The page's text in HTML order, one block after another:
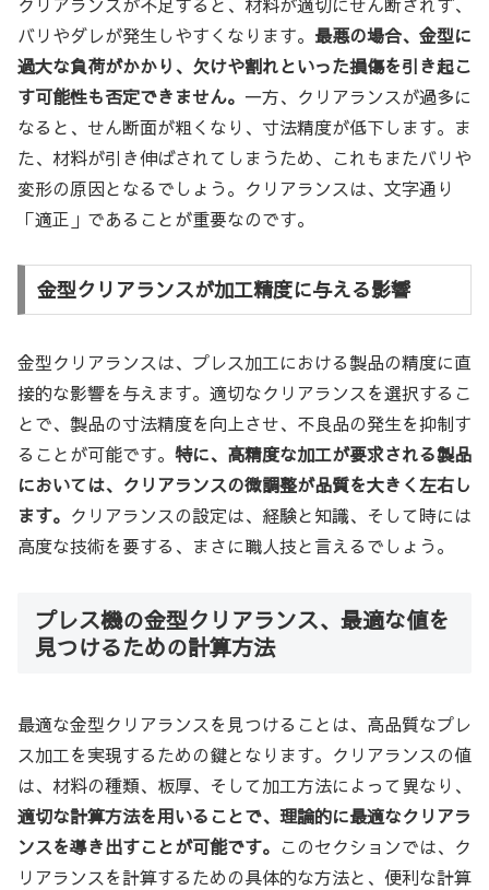
バリやダレが発生しやすくなります。 最悪の場合、金型に
過大な負荷がかかり、欠けや割れといった損傷を引き起こ
す可能性も否定できません。 一方、クリアランスが過多に
なると、せん断面が粗くなり、寸法精度が低下します。ま
た、材料が引き伸ばされてしまうため、これもまたバリや
変形の原因となるでしょう。クリアランスは、文字通り
「適正」であることが重要なのです。
金型クリアランスが加工精度に与える影響
金型クリアランスは、プレス加工における製品の精度に直
接的な影響を与えます。適切なクリアランスを選択するこ
とで、製品の寸法精度を向上させ、不良品の発生を抑制す
ることが可能です。 特に、高精度な加工が要求される製品
においては、クリアランスの微調整が品質を大きく左右し
ます。 クリアランスの設定は、経験と知識、そして時には
高度な技術を要する、まさに職人技と言えるでしょう。
プレス機の金型クリアランス、最適な値を
見つけるための計算方法
最適な金型クリアランスを見つけることは、高品質なプレ
ス加工を実現するための鍵となります。クリアランスの値
は、材料の種類、板厚、そして加工方法によって異なり、
適切な計算方法を用いることで、理論的に最適なクリアラ
ンスを導き出すことが可能です。 このセクションでは、ク
リアランスを計算するための具体的な方法と、便利な計算